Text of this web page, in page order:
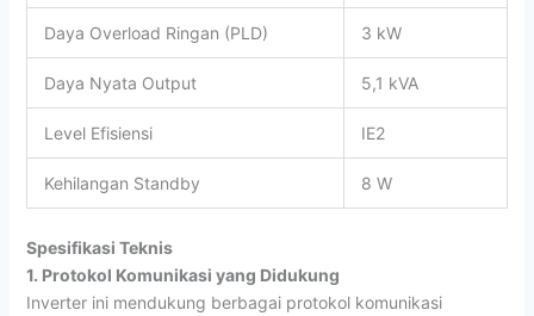
Daya Overload Ringan (PLD) 3 kW
Daya Nyata Output 5,1 kVA
Level Efisiensi IE2
Kehilangan Standby 8 W
Spesifikasi Teknis
1. Protokol Komunikasi yang Didukung
Inverter ini mendukung berbagai protokol komunikasi